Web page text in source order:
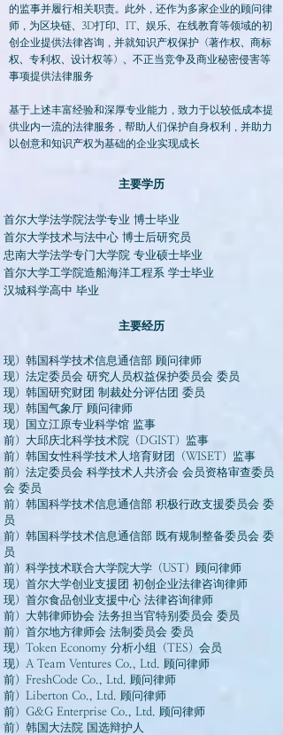
的监事并履行相关职责。此外，还作为多家企业的顾问律
师，为区块链、3D打印、IT、娱乐、在线教育等领域的初
创企业提供法律咨询，并就知识产权保护（著作权、商标
权、专利权、设计权等）、不正当竞争及商业秘密侵害等
事项提供法律服务
基于上述丰富经验和深厚专业能力，致力于以较低成本提
供业内一流的法律服务，帮助人们保护自身权利，并助力
以创意和知识产权为基础的企业实现成长
主要学历
首尔大学法学院法学专业 博士毕业
首尔大学技术与法中心 博士后研究员
忠南大学法学专门大学院 专业硕士毕业
首尔大学工学院造船海洋工程系 学士毕业
汉城科学高中 毕业
主要经历
现）韩国科学技术信息通信部 顾问律师
现）法定委员会 研究人员权益保护委员会 委员
现）韩国研究财团 制裁处分评估团 委员
现）韩国气象厅 顾问律师
现）国立江原专业科学馆 监事
前）大邱庆北科学技术院（DGIST）监事
前）韩国女性科学技术人培育财团（WISET）监事
前）法定委员会 科学技术人共济会 会员资格审查委员
会 委员
前）韩国科学技术信息通信部 积极行政支援委员会 委
员
前）韩国科学技术信息通信部 既有规制整备委员会 委
员
前）科学技术联合大学院大学（UST）顾问律师
现）首尔大学创业支援团 初创企业法律咨询律师
现）首尔食品创业支援中心 法律咨询律师
前）大韩律师协会 法务担当官特别委员会 委员
前）首尔地方律师会 法制委员会 委员
现）Token Economy 分析小组（TES）会员
现）A Team Ventures Co., Ltd. 顾问律师
前）FreshCode Co., Ltd. 顾问律师
前）Liberton Co., Ltd. 顾问律师
前）G&G Enterprise Co., Ltd. 顾问律师
前）韩国大法院 国选辩护人